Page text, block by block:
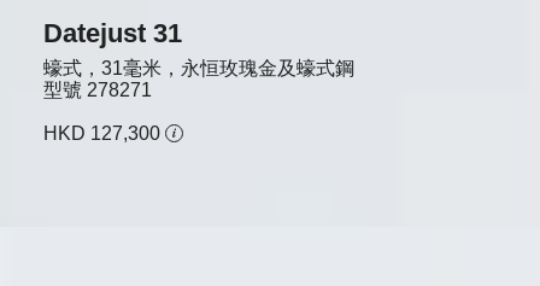
Datejust 31
蠔式，31毫米，永恒玫瑰金及蠔式鋼
型號 278271
HKD 127,300